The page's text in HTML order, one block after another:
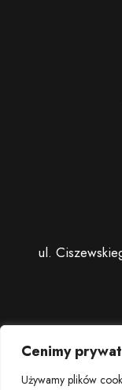
Cenimy
Używamy plików
ul.